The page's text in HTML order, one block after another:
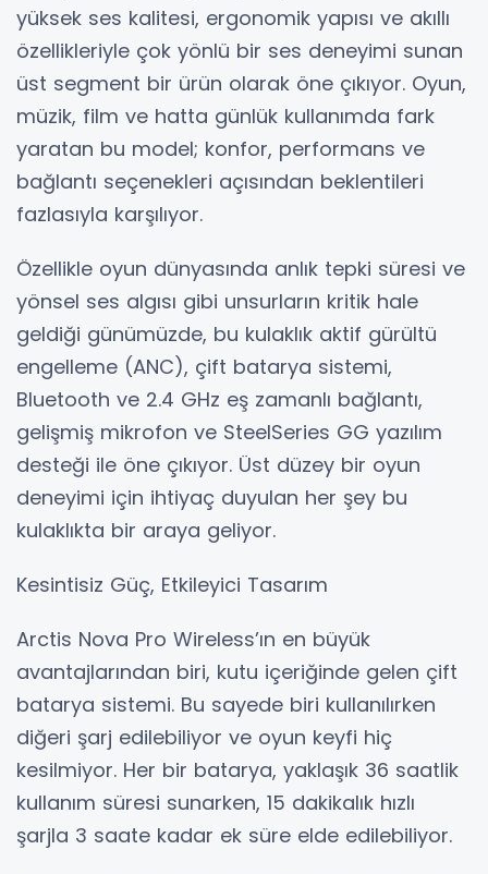
yüksek ses kalitesi, ergonomik yapısı ve akıllı
özellikleriyle çok yönlü bir ses deneyimi sunan
üst segment bir ürün olarak öne çıkıyor. Oyun,
müzik, film ve hatta günlük kullanımda fark
yaratan bu model; konfor, performans ve
bağlantı seçenekleri açısından beklentileri
fazlasıyla karşılıyor.
Özellikle oyun dünyasında anlık tepki süresi ve
yönsel ses algısı gibi unsurların kritik hale
geldiği günümüzde, bu kulaklık aktif gürültü
engelleme (ANC), çift batarya sistemi,
Bluetooth ve 2.4 GHz eş zamanlı bağlantı,
gelişmiş mikrofon ve SteelSeries GG yazılım
desteği ile öne çıkıyor. Üst düzey bir oyun
deneyimi için ihtiyaç duyulan her şey bu
kulaklıkta bir araya geliyor.
Kesintisiz Güç, Etkileyici Tasarım
Arctis Nova Pro Wireless’ın en büyük
avantajlarından biri, kutu içeriğinde gelen çift
batarya sistemi. Bu sayede biri kullanılırken
diğeri şarj edilebiliyor ve oyun keyfi hiç
kesilmiyor. Her bir batarya, yaklaşık 36 saatlik
kullanım süresi sunarken, 15 dakikalık hızlı
şarjla 3 saate kadar ek süre elde edilebiliyor.